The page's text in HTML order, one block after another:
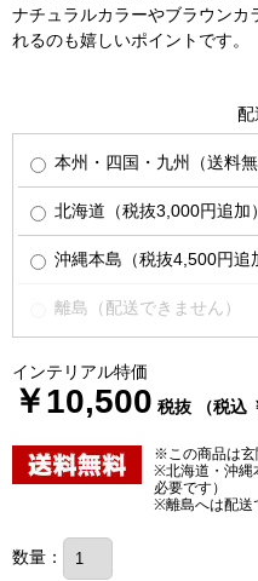
ナチュラルカラーやブラウンカ
れるのも嬉しいポイントです。
配
本州・四国・九州（送料無
北海道（税抜3,000円追加）
沖縄本島（税抜4,500円追
離島（配送できません）
インテリアル特価
￥10,500 税抜 （税込
※この商品は玄
※北海道・沖縄
必要です）
※離島へは配送
数量：